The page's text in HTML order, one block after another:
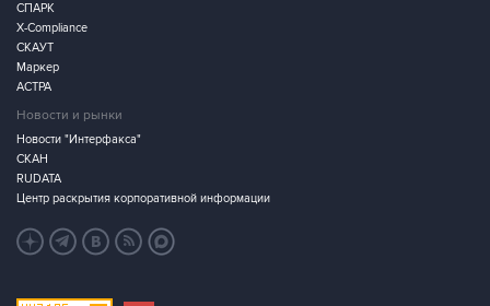
СПАРК
X-Compliance
СКАУТ
Маркер
АСТРА
Новости и рынки
Новости "Интерфакса"
СКАН
RUDATA
Центр раскрытия корпоративной информации